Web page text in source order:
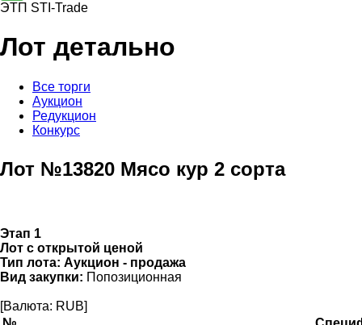
ЭТП STI-Trade
Лот детально
Все торги
Аукцион
Редукцион
Конкурс
Лот №13820 Мясо кур 2 сорта
Этап 1
Лот с открытой ценой
Тип лота: Аукцион - продажа
Вид закупки: Попозиционная
[Валюта: RUB]